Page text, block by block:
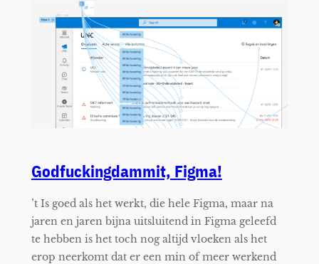
Godfuckingdammit, Figma!
’t Is goed als het werkt, die hele Figma, maar na
jaren en jaren bijna uitsluitend in Figma geleefd
te hebben is het toch nog altijd vloeken als het
erop neerkomt dat er een min of meer werkend